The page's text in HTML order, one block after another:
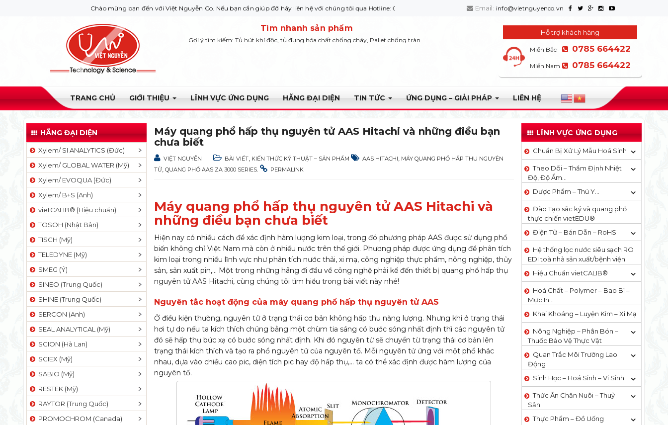
Chào mừng bạn đến với Việt Nguyễn Co. Nếu bạn cần giúp đỡ hãy liên hệ với chúng tôi qua Hotline: 0932 664422 Email: info@vietnguyenco.vn
Tìm nhanh sản phẩm
Gợi ý tìm kiếm: Tủ hút khí độc, tủ đựng hóa chất chống cháy, Pallet chống tràn...
Hỗ trợ khách hàng
Miền Bắc 0785 664422
Miền Nam 0785 664422
TRANG CHỦ GIỚI THIỆU LĨNH VỰC ỨNG DỤNG HÃNG ĐẠI DIỆN TIN TỨC ỨNG DỤNG – GIẢI PHÁP LIÊN HỆ
HÃNG ĐẠI DIỆN
Xylem/ SI ANALYTICS (Đức)
Xylem/ GLOBAL WATER (Mỹ)
Xylem/ EVOQUA (Đức)
Xylem/ B+S (Anh)
vietCALIB® (Hiệu chuẩn)
TOSOH (Nhật Bản)
TISCH (Mỹ)
TELEDYNE (Mỹ)
SMEG (Ý)
SINEO (Trung Quốc)
SHINE (Trung Quốc)
SERCON (Anh)
SEAL ANALYTICAL (Mỹ)
SCION (Hà Lan)
SCIEX (Mỹ)
SABIO (Mỹ)
RESTEK (Mỹ)
RAYTOR (Trung Quốc)
PROMOCHROM (Canada)
Máy quang phổ hấp thụ nguyên tử AAS Hitachi và những điều bạn
chưa biết
VIỆT NGUYỄN BÀI VIẾT KIẾN THỨC KỸ THUẬT – SẢN PHẨM AAS HITACHI MÁY QUANG PHỔ HẤP THU NGUYÊN
TỬ ,QUANG PHỔ AAS ZA 3000 SERIES . PERMALINK
Máy quang phổ hấp thụ nguyên tử AAS Hitachi và
những điều bạn chưa biết
Hiện nay có nhiều cách để xác định hàm lượng kim loại, trong đó phương pháp AAS được sử dụng phổ
biến không chỉ Việt Nam mà còn ở nhiều nước trên thế giới. Phương pháp được ứng dụng để phân tích
kim loại trong nhiều lĩnh vực như phân tích nước thải, xi mạ, công nghiệp thực phẩm, nông nghiệp, thủy
sản, sản xuất pin,… Một trong những hãng đi đầu về công nghệ phải kể đến thiết bị quang phổ hấp thụ
nguyên tử AAS Hitachi, cùng chúng tôi tìm hiểu trong bài viết này nhé!
Nguyên tắc hoạt động của máy quang phổ hấp thụ nguyên tử AAS
Ở điều kiện thường, nguyên tử ở trạng thái cơ bản không hấp thu năng lượng. Nhưng khi ở trạng thái
hơi tự do nếu ta kích thích chúng bằng một chùm tia sáng có bước sóng nhất định thì các nguyên tử
đó sẽ hấp thụ bức xạ có bước sóng nhất định. Khi đó nguyên tử sẽ chuyển từ trạng thái cơ bản lên
trạng thái kích thích và tạo ra phổ nguyên tử của nguyên tố. Mỗi nguyên tử ứng với một phổ khác
nhau, dựa vào chiều cao pic, diện tích pic hay độ hấp thụ,… ta có thể xác định được hàm lượng của
nguyên tố.
LĨNH VỰC ỨNG DỤNG
Chuẩn Bị Xử Lý Mẫu Hoá Sinh
Theo Dõi – Thẩm Định Nhiệt
Độ, Độ Ẩm…
Dược Phẩm – Thú Y…
Đào Tạo sắc ký và quang phổ
thực chiến vietEDU®
Điện Tử – Bán Dẫn – RoHS
Hệ thống lọc nước siêu sạch RO
EDI​​ toà nhà sản xuất/bệnh viện
Hiệu Chuẩn vietCALIB®
Hoá Chất – Polymer – Bao Bì –
Mực In…
Khai Khoáng – Luyện Kim – Xi Mạ
Nông Nghiệp – Phân Bón –
Thuốc Bảo Vệ Thực Vật
Quan Trắc Môi Trường Lao
Động
Sinh Học – Hoá Sinh – Vi Sinh
Thức Ăn Chăn Nuôi – Thuỷ
Sản
Thực Phẩm – Đồ Uống